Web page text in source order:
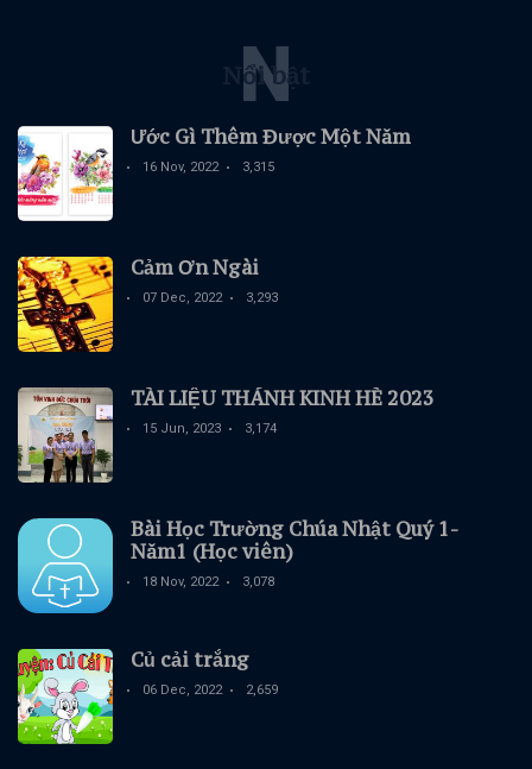
Nổi bật
N
Ước Gì Thêm Được Một Năm
16 Nov, 2022 3,315
Cảm Ơn Ngài
07 Dec, 2022 3,293
TÀI LIỆU THÁNH KINH HÈ 2023
15 Jun, 2023 3,174
Bài Học Trường Chúa Nhật Quý 1-
Năm1 (Học viên)
18 Nov, 2022 3,078
Củ cải trắng
06 Dec, 2022 2,659